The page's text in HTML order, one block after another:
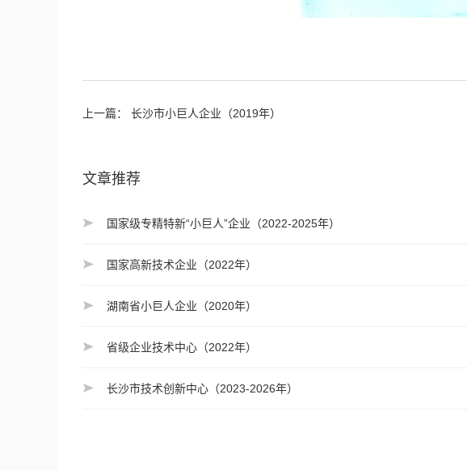
上一篇： 长沙市小巨人企业（2019年）
文章推荐
国家级专精特新“小巨人”企业（2022-2025年）
国家高新技术企业（2022年）
湖南省小巨人企业（2020年）
省级企业技术中心（2022年）
长沙市技术创新中心（2023-2026年）